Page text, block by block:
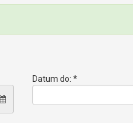
Datum do: *